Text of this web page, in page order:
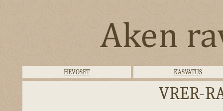
HEVOSET KASVATUS
VRER-